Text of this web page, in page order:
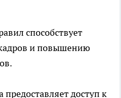
способствует
и повышению
предоставляет доступ к